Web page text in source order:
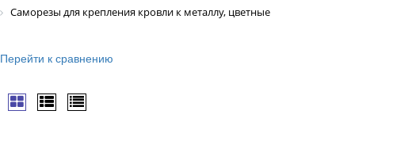
Саморезы для крепления кровли к металлу, цветные
Перейти к сравнению